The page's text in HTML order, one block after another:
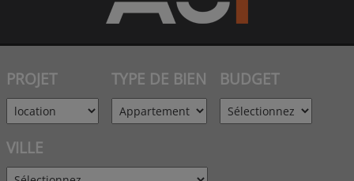
PROJET TYPE DE BIEN BUDGET
VILLE